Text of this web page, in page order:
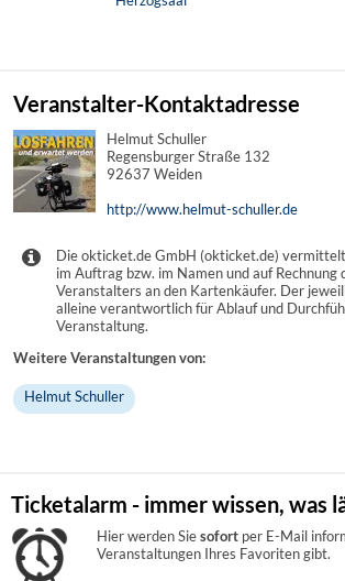
Veranstalter-Kontaktadresse
Helmut Schuller
Regensburger Straße 132
92637 Weiden
http://www.helmut-schuller.de
Die okticket.de GmbH (okticket.de)
im Auftrag bzw. im Namen und auf Rechnung
Veranstalters an den Kartenkäufer. Der
alleine verantwortlich für Ablauf und
Veranstaltung.
Weitere Veranstaltungen von:
Helmut Schuller
Ticketalarm - immer wissen, was
Hier werden Siesofort per E-Mail
Veranstaltungen Ihres Favoriten gibt.